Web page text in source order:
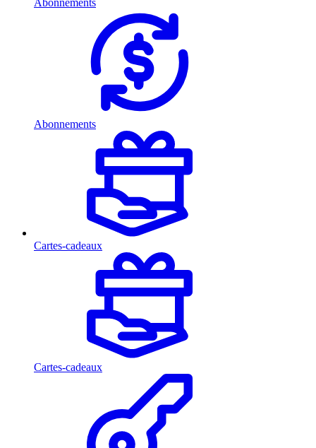
Abonnements
Abonnements
Cartes-cadeaux
Cartes-cadeaux